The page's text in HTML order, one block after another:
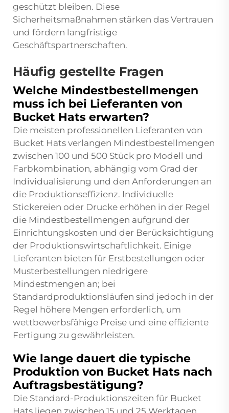
geschützt bleiben. Diese
Sicherheitsmaßnahmen stärken das Vertrauen
und fördern langfristige
Geschäftspartnerschaften.
Häufig gestellte Fragen
Welche Mindestbestellmengen
muss ich bei Lieferanten von
Bucket Hats erwarten?
Die meisten professionellen Lieferanten von
Bucket Hats verlangen Mindestbestellmengen
zwischen 100 und 500 Stück pro Modell und
Farbkombination, abhängig vom Grad der
Individualisierung und den Anforderungen an
die Produktionseffizienz. Individuelle
Stickereien oder Drucke erhöhen in der Regel
die Mindestbestellmengen aufgrund der
Einrichtungskosten und der Berücksichtigung
der Produktionswirtschaftlichkeit. Einige
Lieferanten bieten für Erstbestellungen oder
Musterbestellungen niedrigere
Mindestmengen an; bei
Standardproduktionsläufen sind jedoch in der
Regel höhere Mengen erforderlich, um
wettbewerbsfähige Preise und eine effiziente
Fertigung zu gewährleisten.
Wie lange dauert die typische
Produktion von Bucket Hats nach
Auftragsbestätigung?
Die Standard-Produktionszeiten für Bucket